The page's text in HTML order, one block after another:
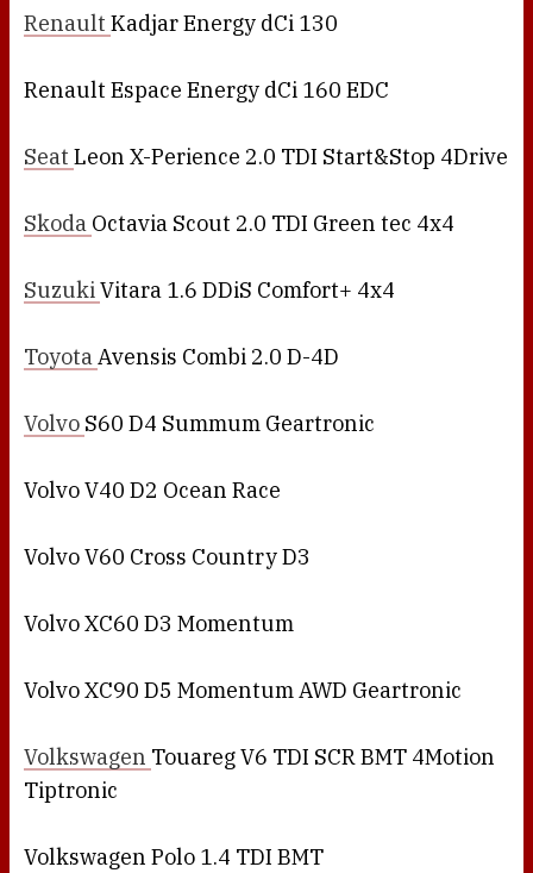
Renault Kadjar Energy dCi 130
Renault Espace Energy dCi 160 EDC
Seat Leon X-Perience 2.0 TDI Start&Stop 4Drive
Skoda Octavia Scout 2.0 TDI Green tec 4x4
SuzukiVitara 1.6 DDiS Comfort+ 4x4
ToyotaAvensis Combi 2.0 D-4D
Volvo S60 D4 Summum Geartronic
Volvo V40 D2 Ocean Race
Volvo V60 Cross Country D3
Volvo XC60 D3 Momentum
Volvo XC90 D5 Momentum AWD Geartronic
Volkswagen Touareg V6 TDI SCR BMT 4Motion
Tiptronic
Volkswagen Polo 1.4 TDI BMT